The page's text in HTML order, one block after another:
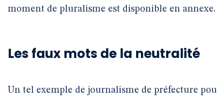
moment de pluralisme est disponible en annexe.
Les faux mots de la neutralité
Un tel exemple de journalisme de préfecture